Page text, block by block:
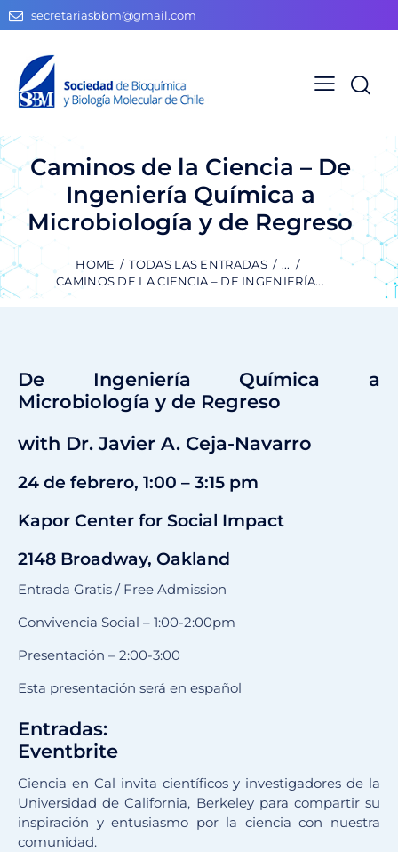
secretariasbbm@gmail.com
Caminos de la Ciencia – De
Ingeniería Química a
Microbiología y de Regreso
HOME TODAS LAS ENTRADAS
...
CAMINOS DE LA CIENCIA – DE INGENIERÍA...
De Ingeniería Química a
Microbiología y de Regreso
with Dr. Javier A. Ceja-Navarro
24 de febrero, 1:00 – 3:15 pm
Kapor Center for Social Impact
2148 Broadway, Oakland
Entrada Gratis / Free Admission
Convivencia Social – 1:00-2:00pm
Presentación – 2:00-3:00
Esta presentación será en español
Entradas:
Eventbrite
Ciencia en Cal invita científicos y investigadores de la
Universidad de California, Berkeley para compartir su
inspiración y entusiasmo por la ciencia con nuestra
comunidad.